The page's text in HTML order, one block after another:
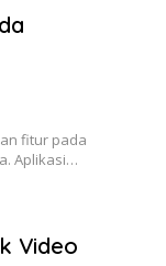
fitur pada
Aplikasi…
Video